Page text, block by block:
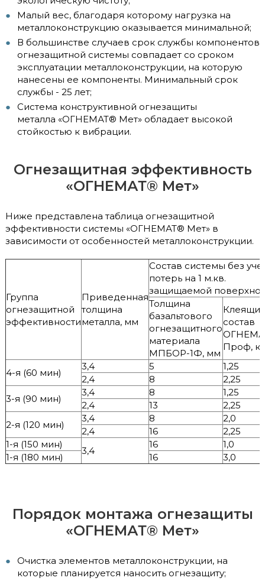
Малый вес, благодаря которому нагрузка на
металлоконструкцию оказывается минимальной;
В большинстве случаев срок службы компонентов
огнезащитной системы совпадает со сроком
эксплуатации металлоконструкции, на которую
нанесены ее компоненты. Минимальный срок
службы - 25 лет;
Система конструктивной огнезащиты
металла «ОГНЕМАТ® Мет» обладает высокой
стойкостью к вибрации.
Огнезащитная эффективность
«ОГНЕМАТ® Мет»
Ниже представлена таблица огнезащитной
эффективности системы «ОГНЕМАТ® Мет» в
зависимости от особенностей металлоконструкции.
Группа
огнезащитной
эффективности
Приведенная
толщина
металла, мм
Состав системы без
потерь на 1 м.кв.
защищаемой
Толщина
базальтового
огнезащитного
материала
МПБОР-1Ф, мм
состав
Проф, кг
4-я (60 мин)
3,4 5
1,25
2,4
8
2,25
3-я (90 мин)
3,4 8
1,25
2,4
13
2,25
2-я (120 мин)
3,4 8
2,0
2,4
16
2,25
1-я (150 мин)
3,4
16
1,0
1-я (180 мин)
16 3,0
Порядок монтажа огнезащиты
«ОГНЕМАТ® Мет»
Очистка элементов металлоконструкции, на
которые планируется наносить огнезащиту;